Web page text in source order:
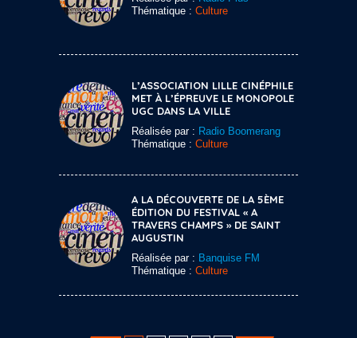
Thématique : Culture
L’ASSOCIATION LILLE CINÉPHILE
MET À L’ÉPREUVE LE MONOPOLE
UGC DANS LA VILLE
Réalisée par : Radio Boomerang
Thématique : Culture
A LA DÉCOUVERTE DE LA 5ÈME
ÉDITION DU FESTIVAL « A
TRAVERS CHAMPS » DE SAINT
AUGUSTIN
Réalisée par : Banquise FM
Thématique : Culture